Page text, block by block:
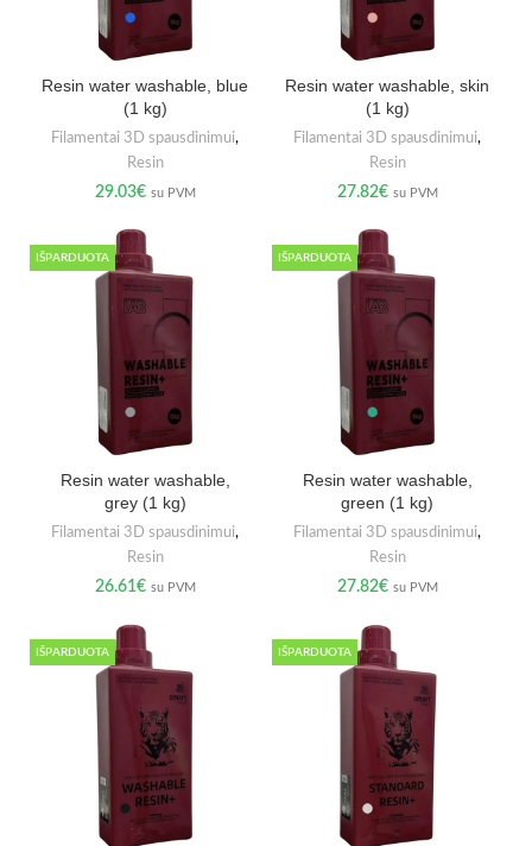
Resin water washable, blue
(1 kg)
Filamentai 3D spausdinimui,
Resin
29.03€ su PVM
Resin water washable, skin
(1 kg)
Filamentai 3D spausdinimui,
Resin
27.82€ su PVM
IŠPARDUOTA
Resin water washable,
grey (1 kg)
Filamentai 3D spausdinimui,
Resin
26.61€ su PVM
IŠPARDUOTA
Resin water washable,
green (1 kg)
Filamentai 3D spausdinimui,
Resin
27.82€ su PVM
IŠPARDUOTA IŠPARDUOTA